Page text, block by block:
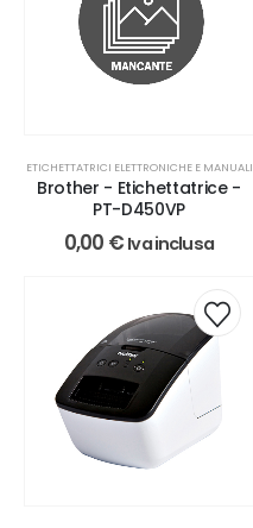
ETICHETTATRICI ELETTRONICHE E MANUALI
Brother - Etichettatrice -
PT-D450VP
0,00 € Iva inclusa